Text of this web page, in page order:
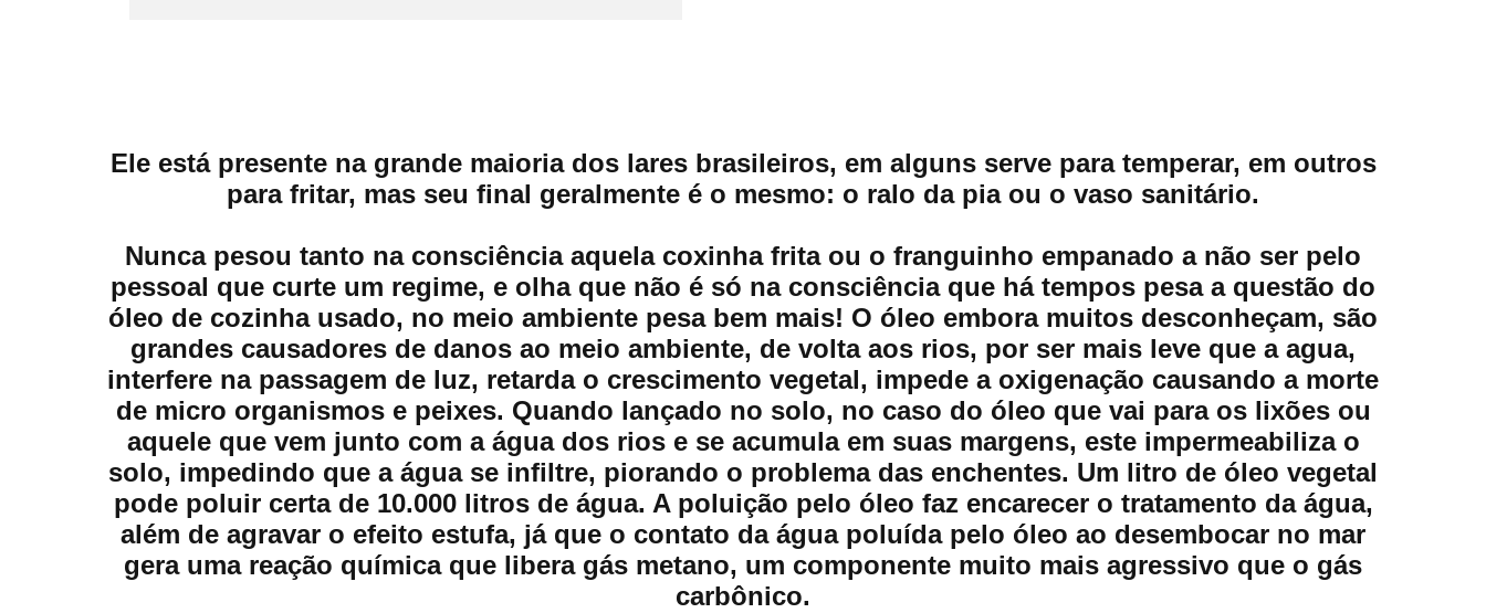
-2011/04/05Ele está presente na grande maioria dos lares brasileiros, em alguns serve para temperar, em outros
para fritar, mas seu final geralmente é o mesmo: o ralo da pia ou o vaso sanitário.
Nunca pesou tanto na consciência aquela coxinha frita ou o franguinho empanado a não ser pelo
pessoal que curte um regime, e olha que não é só na consciência que há tempos pesa a questão do
óleo de cozinha usado, no meio ambiente pesa bem mais! O óleo embora muitos desconheçam, são
grandes causadores de danos ao meio ambiente, de volta aos rios, por ser mais leve que a agua,
interfere na passagem de luz, retarda o crescimento vegetal, impede a oxigenação causando a morte
de micro organismos e peixes. Quando lançado no solo, no caso do óleo que vai para os lixões ou
aquele que vem junto com a água dos rios e se acumula em suas margens, este impermeabiliza o
solo, impedindo que a água se infiltre, piorando o problema das enchentes. Um litro de óleo vegetal
pode poluir certa de 10.000 litros de água. A poluição pelo óleo faz encarecer o tratamento da água,
além de agravar o efeito estufa, já que o contato da água poluída pelo óleo ao desembocar no mar
gera uma reação química que libera gás metano, um componente muito mais agressivo que o gás
carbônico.